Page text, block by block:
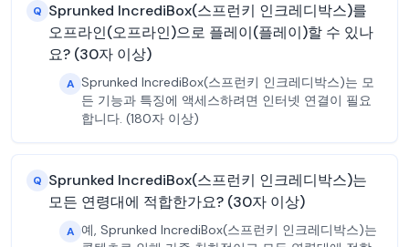
Q Sprunked IncrediBox(스프런키 인크레디박스)를
오프라인(오프라인)으로 플레이(플레이)할 수 있나
요? (30자 이상)
A Sprunked IncrediBox(스프런키 인크레디박스)는 모
든 기능과 특징에 액세스하려면 인터넷 연결이 필요
합니다. (180자 이상)
Q Sprunked IncrediBox(스프런키 인크레디박스)는
모든 연령대에 적합한가요? (30자 이상)
A 예, Sprunked IncrediBox(스프런키 인크레디박스)는